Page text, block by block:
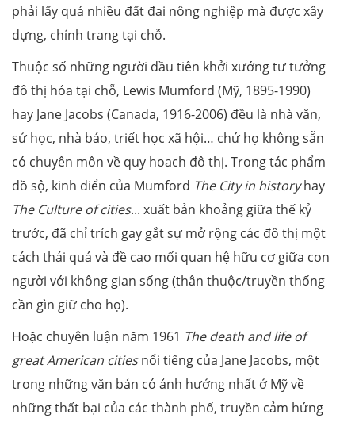
phải lấy quá nhiều đất đai nông nghiệp mà được xây
dựng, chỉnh trang tại chỗ.
Thuộc số những người đầu tiên khởi xướng tư tưởng
đô thị hóa tại chỗ, Lewis Mumford (Mỹ, 1895-1990)
hay Jane Jacobs (Canada, 1916-2006) đều là nhà văn,
sử học, nhà báo, triết học xã hội… chứ họ không sẵn
có chuyên môn về quy hoach đô thị. Trong tác phẩm
đồ sộ, kinh điển của Mumford The City in historyhay
The Culture of cities... xuất bản khoảng giữa thế kỷ
trước, đã chỉ trích gay gắt sự mở rộng các đô thị một
cách thái quá và đề cao mối quan hệ hữu cơ giữa con
người với không gian sống (thân thuộc/truyền thống
cần gìn giữ cho họ).
Hoặc chuyên luận năm 1961 The death and life of
great American citiesnổi tiếng của Jane Jacobs, một
trong những văn bản có ảnh hưởng nhất ở Mỹ về
những thất bại của các thành phố, truyền cảm hứng